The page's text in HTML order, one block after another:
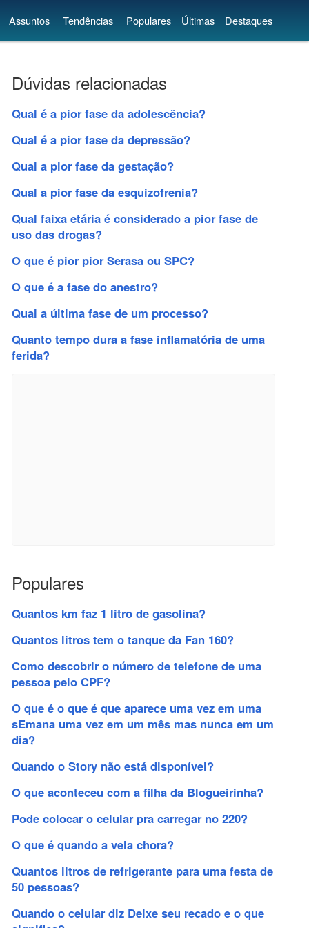
Assuntos Tendências Populares Últimas Destaques
Dúvidas relacionadas
Qual é a pior fase da adolescência?
Qual é a pior fase da depressão?
Qual a pior fase da gestação?
Qual a pior fase da esquizofrenia?
Qual faixa etária é considerado a pior fase de
uso das drogas?
O que é pior pior Serasa ou SPC?
O que é a fase do anestro?
Qual a última fase de um processo?
Quanto tempo dura a fase inflamatória de uma
ferida?
Populares
Quantos km faz 1 litro de gasolina?
Quantos litros tem o tanque da Fan 160?
Como descobrir o número de telefone de uma
pessoa pelo CPF?
O que é o que é que aparece uma vez em uma
sEmana uma vez em um mês mas nunca em um
dia?
Quando o Story não está disponível?
O que aconteceu com a filha da Blogueirinha?
Pode colocar o celular pra carregar no 220?
O que é quando a vela chora?
Quantos litros de refrigerante para uma festa de
50 pessoas?
Quando o celular diz Deixe seu recado e o que